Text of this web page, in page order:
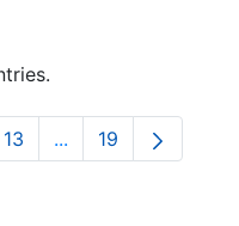
Use TAB to navigate.
Page
13 ...Intermediate
Page
19